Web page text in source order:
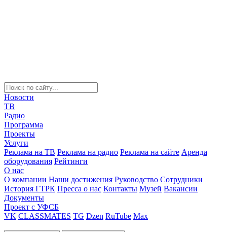
Новости
ТВ
Радио
Программа
Проекты
Услуги
Реклама на ТВ Реклама на радио Реклама на сайте Аренда
оборудования Рейтинги
О нас
О компании Наши достижения Руководство Сотрудники
История ГТРК Пресса о нас Контакты Музей Вакансии
Документы
Проект с УФСБ
VK CLASSMATES TG Dzen RuTube Max